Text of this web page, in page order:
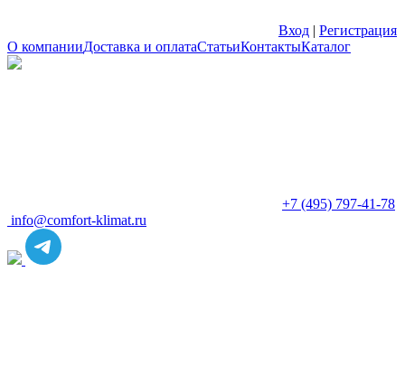
Вход | Регистрация
О компанииДоставка и оплатаСтатьиКонтактыКаталог
+7 (495) 797-41-78
info@comfort-klimat.ru